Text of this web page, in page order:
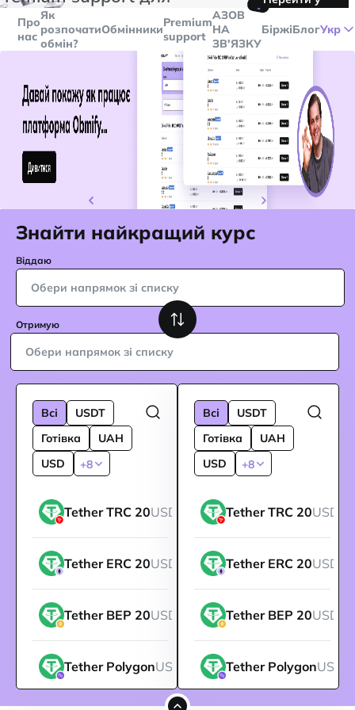
більше
$5000
Telegram
Про
нас
Як
розпочати
обмін?
ОбмінникиPremium
support
🤙
AЗОВ
НА
ЗВ'ЯЗКУ
БіржіБлогУкр
Знайти найкращий курс
Віддаю
Обери напрямок зі списку
Отримую
Обери напрямок зі списку
Всі
USDT
Готівка
UAH
USD
+8
Tether TRC 20USDT
Tether ERC 20USDT
Tether BEP 20USDT
Tether PolygonUSDT
Всі
USDT
Готівка
UAH
USD
+8
Tether TRC 20USDT
Tether ERC 20USDT
Tether BEP 20USDT
Tether PolygonUSDT